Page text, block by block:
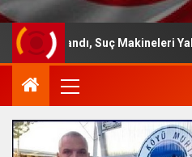
Suç Makineleri Yakalandı